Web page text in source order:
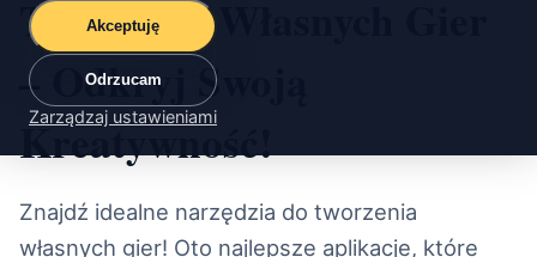
Akceptuję
Odrzucam
Zarządzaj ustawieniami
Tworzenia Własnych Gier
– Odkryj Swoją
Kreatywność!
Znajdź idealne narzędzia do tworzenia
własnych gier! Oto najlepsze aplikacje, które